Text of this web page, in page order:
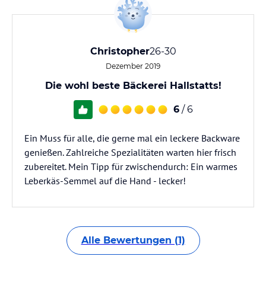
Christopher26-30
Dezember 2019
Die wohl beste Bäckerei Hallstatts!
6 / 6
Ein Muss für alle, die gerne mal ein leckere Backware
genießen. Zahlreiche Spezialitäten warten hier frisch
zubereitet. Mein Tipp für zwischendurch: Ein warmes
Leberkäs-Semmel auf die Hand - lecker!
Alle Bewertungen (1)